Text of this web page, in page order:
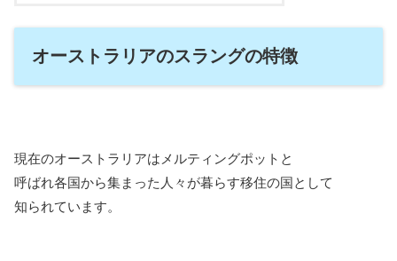
オーストラリアのスラングの特徴
現在のオーストラリアはメルティングポットと
呼ばれ各国から集まった人々が暮らす移住の国として
知られています。